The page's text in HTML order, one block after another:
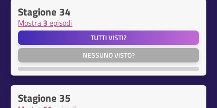
Stagione 34
Mostra 3 episodi
TUTTI VISTI?
NESSUNO VISTO?
Stagione 35